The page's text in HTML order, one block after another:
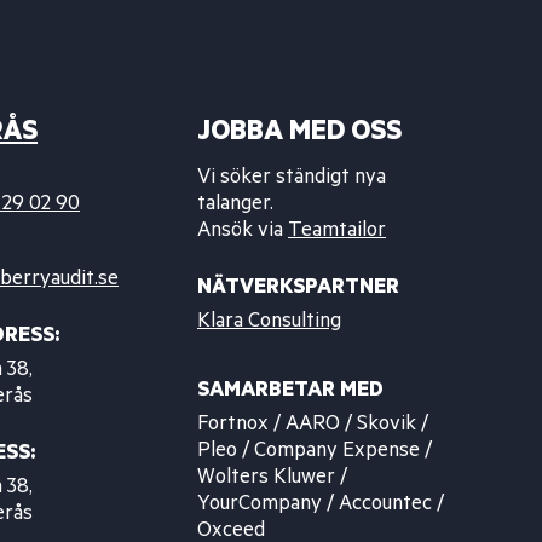
02 90
38,
38,
JOBBA MED OSS
Vi söker ständigt nya
talanger.
Ansök via Teamtailor
NÄTVERKSPARTNER
Klara Consulting
SAMARBETAR MED
Fortnox / AARO / Skovik /
Pleo / Company Expense /
Wolters Kluwer /
YourCompany / Accountec /
Oxceed